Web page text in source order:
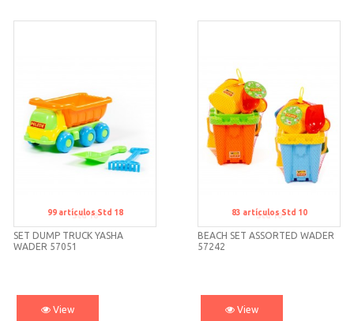
Std 18
SET DUMP TRUCK YASHA
WADER 57051
99 artículosStd 18
View
Std 10
BEACH SET ASSORTED WADER
57242
83 artículosStd 10
View